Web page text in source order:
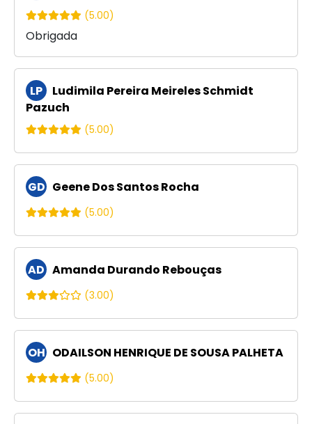
(5.00)
Obrigada
LP
Ludimila Pereira Meireles Schmidt
Pazuch
(5.00)
GD Geene Dos Santos Rocha
(5.00)
AD Amanda Durando Rebouças
(3.00)
OH ODAILSON HENRIQUE DE SOUSA PALHETA
(5.00)